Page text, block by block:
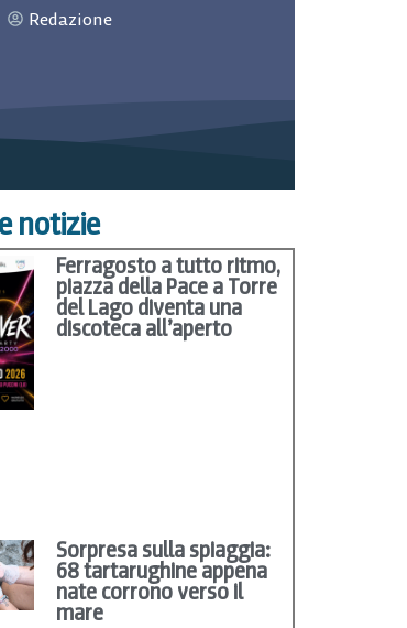
Redazione
notizie
Ferragosto a tutto ritmo,
piazza della Pace a Torre
del Lago diventa una
discoteca all’aperto
Sorpresa sulla spiaggia:
68 tartarughine appena
nate corrono verso il
mare